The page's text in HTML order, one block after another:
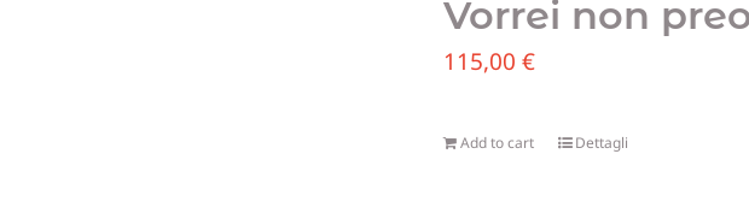
Vorrei non
115,00€
Add to cart Dettagli